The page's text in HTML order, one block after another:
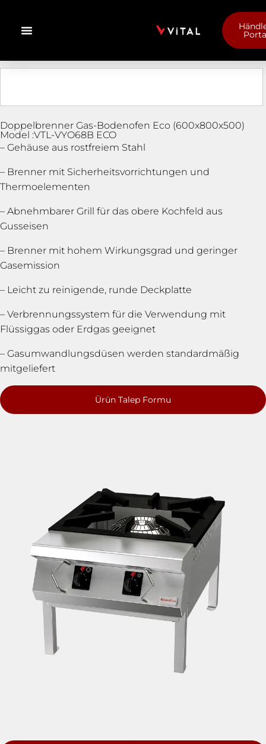
Doppelbrenner Gas-Bodenofen Eco (600x800x500)
Model :VTL-VYO68B ECO
– Gehäuse aus rostfreiem Stahl
– Brenner mit Sicherheitsvorrichtungen und
Thermoelementen
– Abnehmbarer Grill für das obere Kochfeld aus
Gusseisen
– Brenner mit hohem Wirkungsgrad und geringer
Gasemission
– Leicht zu reinigende, runde Deckplatte
– Verbrennungssystem für die Verwendung mit
Flüssiggas oder Erdgas geeignet
– Gasumwandlungsdüsen werden standardmäßig
mitgeliefert
Ürün Talep Formu